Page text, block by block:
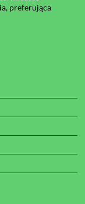
preferująca